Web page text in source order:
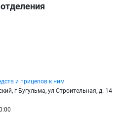
и прицепов к ним
г Бугульма, ул Строительная, д. 14